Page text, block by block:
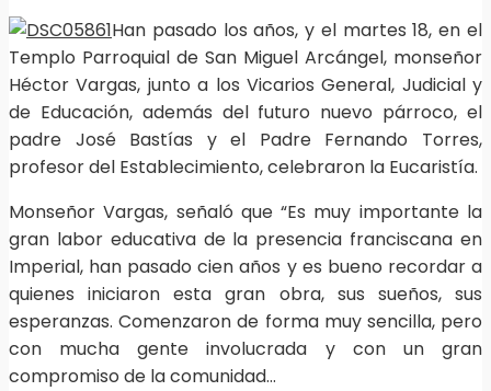
Han pasado los años, y el martes 18, en el
Templo Parroquial de San Miguel Arcángel, monseñor
Héctor Vargas, junto a los Vicarios General, Judicial y
de Educación, además del futuro nuevo párroco, el
padre José Bastías y el Padre Fernando Torres,
profesor del Establecimiento, celebraron la Eucaristía.
Monseñor Vargas, señaló que “Es muy importante la
gran labor educativa de la presencia franciscana en
Imperial, han pasado cien años y es bueno recordar a
quienes iniciaron esta gran obra, sus sueños, sus
esperanzas. Comenzaron de forma muy sencilla, pero
con mucha gente involucrada y con un gran
compromiso de la comunidad…